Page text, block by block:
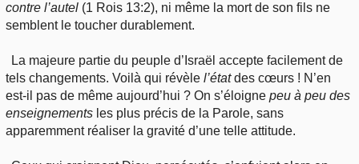
contre l’autel (1 Rois 13:2), ni même la mort de son fils ne
semblent le toucher durablement.
La majeure partie du peuple d’Israël accepte facilement de
tels changements. Voilà qui révèle l’étatdes cœurs ! N’en
est-il pas de même aujourd’hui ? On s’éloigne peu à peu des
enseignements les plus précis de la Parole, sans
apparemment réaliser la gravité d’une telle attitude.